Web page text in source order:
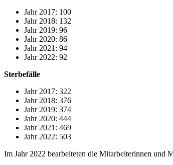
Jahr 2017: 100
Jahr 2018: 132
Jahr 2019: 96
Jahr 2020: 86
Jahr 2021: 94
Jahr 2022: 92
Sterbefälle
Jahr 2017: 322
Jahr 2018: 376
Jahr 2019: 374
Jahr 2020: 444
Jahr 2021: 469
Jahr 2022: 503
Im Jahr 2022 bearbeiteten die Mitarbeiterinnen und